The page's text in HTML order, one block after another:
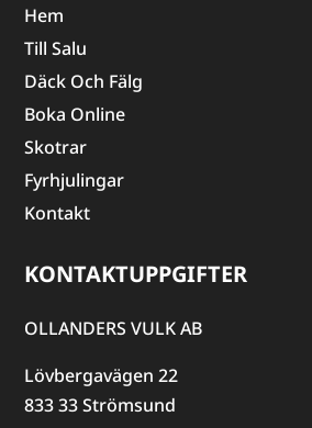
Hem
Till Salu
Däck Och Fälg
Boka Online
Skotrar
Fyrhjulingar
Kontakt
KONTAKTUPPGIFTER
OLLANDERS VULK AB
Lövbergavägen 22
833 33 Strömsund